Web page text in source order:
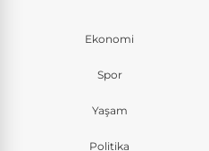
Ekonomi
Spor
Yaşam
Politika